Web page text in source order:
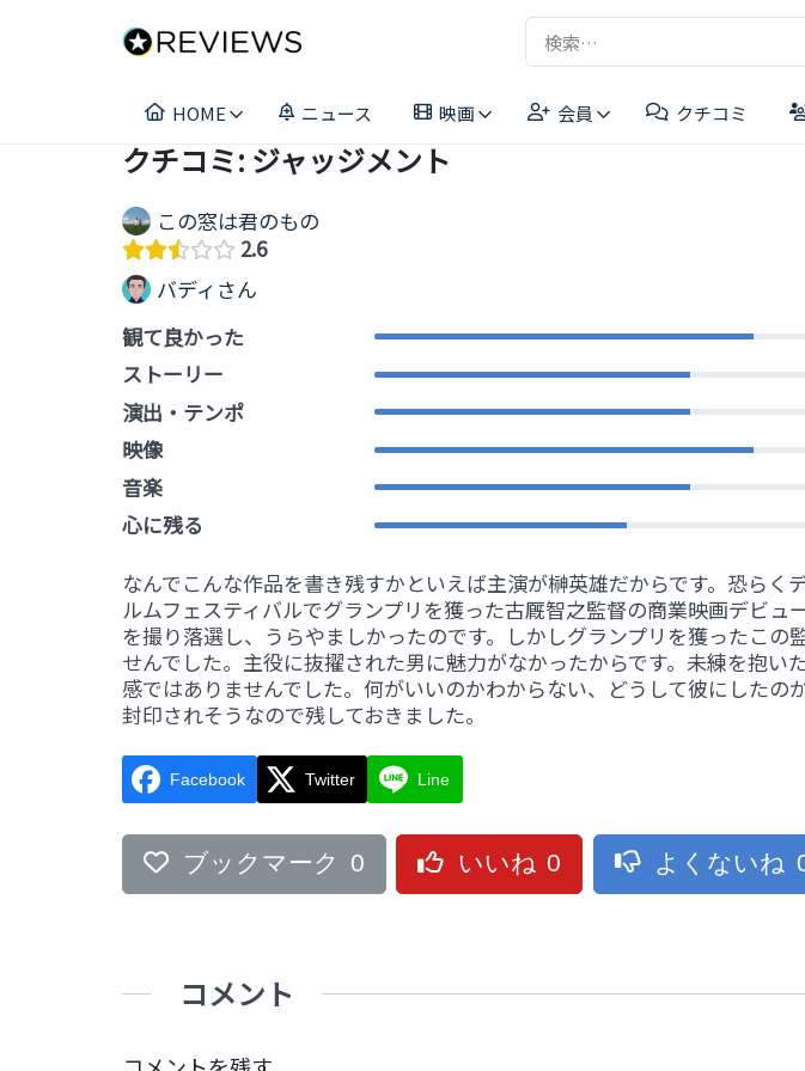
検
索:
HOME ニュース 映画 会員 クチコミ
クチコミ: ジャッジメント
この窓は君のもの
2.6
バディさん
観て良かった
ストーリー
演出・テンポ
映像
音楽
心に残る
なんでこんな作品を書き残すかといえば主演が榊英雄だからです。恐らく
ルムフェスティバルでグランプリを獲った古厩智之監督の商業映画デビュ
を撮り落選し、うらやましかったのです。しかしグランプリを獲ったこの
せんでした。主役に抜擢された男に魅力がなかったからです。未練を抱い
感ではありませんでした。何がいいのかわからない、どうして彼にしたの
封印されそうなので残しておきました。
Facebook Twitter Line
ブックマーク 0 いいね 0 よくないね
コメント